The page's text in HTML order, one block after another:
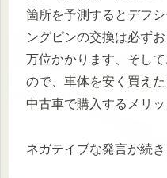
箇所を予測するとデフ
ングピンの交換は必ず
万位かかります、そし
ので、車体を安く買え
中古車で購入するメリ
ネガテイブな発言が続